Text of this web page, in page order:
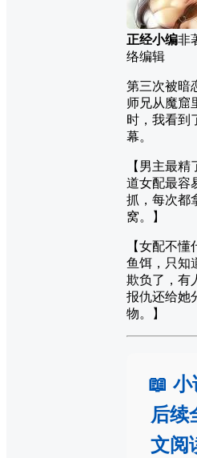
正经小编非
络编辑
第三次被暗
师兄从魔窟
时，我看到
幕。
【男主最精
道女配最容
抓，每次都
窝。】
【女配不懂
鱼饵，只知
欺负了，有
报仇还给她
物。】
📖 小
后续
文阅